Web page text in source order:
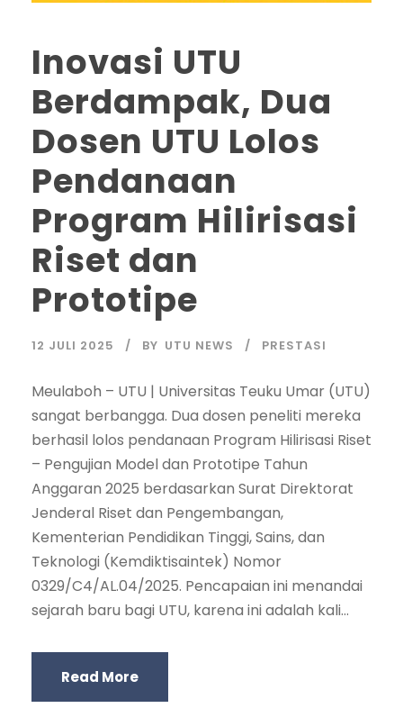
Inovasi UTU
Berdampak, Dua
Dosen UTU Lolos
Pendanaan
Program Hilirisasi
Riset dan
Prototipe
12 JULI 2025 BY UTU NEWS PRESTASI
Meulaboh – UTU | Universitas Teuku Umar (UTU)
sangat berbangga. Dua dosen peneliti mereka
berhasil lolos pendanaan Program Hilirisasi Riset
– Pengujian Model dan Prototipe Tahun
Anggaran 2025 berdasarkan Surat Direktorat
Jenderal Riset dan Pengembangan,
Kementerian Pendidikan Tinggi, Sains, dan
Teknologi (Kemdiktisaintek) Nomor
0329/C4/AL.04/2025. Pencapaian ini menandai
sejarah baru bagi UTU, karena ini adalah kali...
Read More